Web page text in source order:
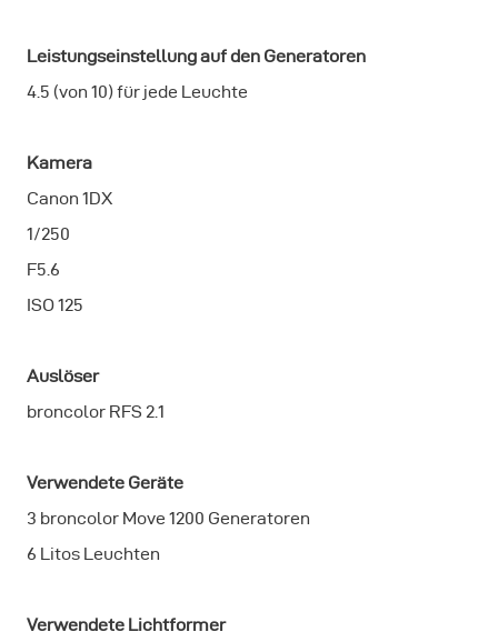
Leistungseinstellung auf den Generatoren
4.5 (von 10) für jede Leuchte
Kamera
Canon 1DX
1/250
F5.6
ISO 125
Auslöser
broncolor RFS 2.1
Verwendete Geräte
3 broncolor Move 1200 Generatoren
6 Litos Leuchten
Verwendete Lichtformer